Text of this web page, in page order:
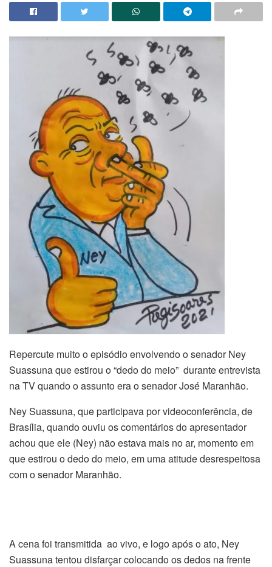
Repercute muito o episódio envolvendo o senador Ney
Suassuna que estirou o “dedo do meio” durante entrevista
na TV quando o assunto era o senador José Maranhão.
Ney Suassuna, que participava por videoconferência, de
Brasília, quando ouviu os comentários do apresentador
achou que ele (Ney) não estava mais no ar, momento em
que estirou o dedo do meio, em uma atitude desrespeitosa
com o senador Maranhão.
A cena foi transmitida ao vivo, e logo após o ato, Ney
Suassuna tentou disfarçar colocando os dedos na frente